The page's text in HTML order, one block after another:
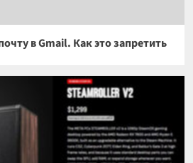
в Gmail. Как это запретить